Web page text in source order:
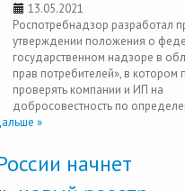
13.05.2021
Роспотребнадзор разработал
утверждении положения о
государственном надзоре в
прав потребителей», в котором
проверять компании и ИП на
добросовестность по
»
начнет